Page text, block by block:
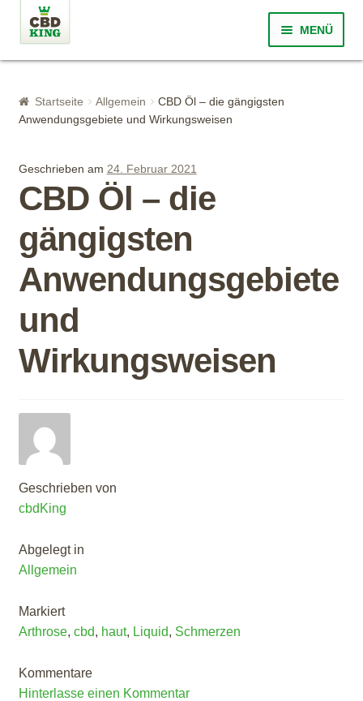
Zur Navigation springen
Springe zum Inhalt
MENÜ
Qualität
Shop
FAQ
Startseite Allgemein
CBD Öl – die gängigsten
Anwendungsgebiete und Wirkungsweisen
Geschrieben am 24. Februar 2021
CBD Öl – die
gängigsten
Anwendungsgebiete
und
Wirkungsweisen
Geschrieben von
cbdKing
Abgelegt in
Allgemein
Markiert
Arthrose, cbd, haut, Liquid, Schmerzen
Kommentare
Hinterlasse einen Kommentar